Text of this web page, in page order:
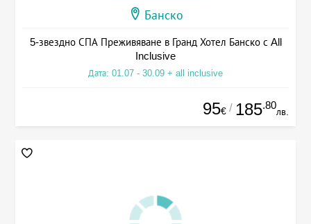
Банско
5-звездно СПА Преживяване в Гранд Хотел Банско с All
Inclusive
Дата: 01.07 - 30.09 + all inclusive
95€ / 185.80
лв.